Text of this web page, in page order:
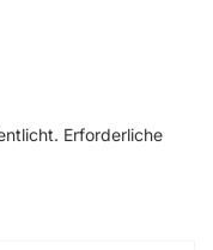
Erforderliche